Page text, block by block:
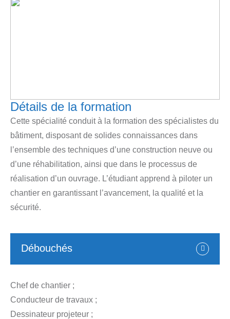
Détails de la formation
Cette spécialité conduit à la formation des spécialistes du
bâtiment, disposant de solides connaissances dans
l’ensemble des techniques d’une construction neuve ou
d’une réhabilitation, ainsi que dans le processus de
réalisation d’un ouvrage. L’étudiant apprend à piloter un
chantier en garantissant l’avancement, la qualité et la
sécurité.
Débouchés
Chef de chantier ;
Conducteur de travaux ;
Dessinateur projeteur ;